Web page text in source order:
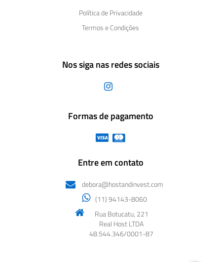
Política de Privacidade
Termos e Condições
Nos siga nas redes sociais
Formas de pagamento
Entre em contato
debora@hostandinvest.com
(11) 94143-8060
Rua Botucatu, 221
Real Host LTDA
48.544.346/0001-87